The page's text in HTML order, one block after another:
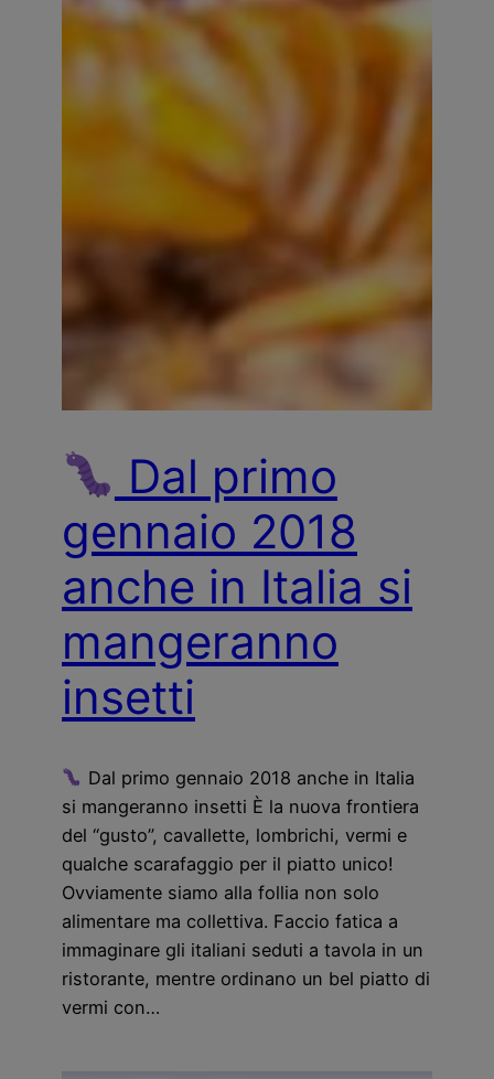
Dal primo
gennaio 2018
anche in Italia si
mangeranno
insetti
Dal primo gennaio 2018 anche in Italia
si mangeranno insetti È la nuova frontiera
del “gusto”, cavallette, lombrichi, vermi e
qualche scarafaggio per il piatto unico!
Ovviamente siamo alla follia non solo
alimentare ma collettiva. Faccio fatica a
immaginare gli italiani seduti a tavola in un
ristorante, mentre ordinano un bel piatto di
vermi con…